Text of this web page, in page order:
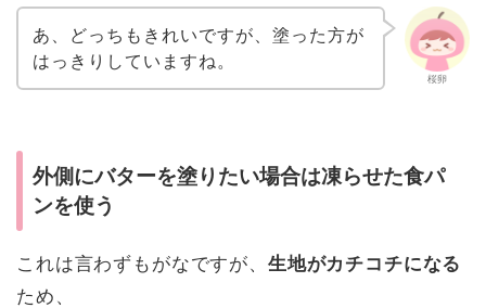
桜卵
あ、どっちもきれいですが、塗った方が
はっきりしていますね。
外側にバターを塗りたい場合は凍らせた食パ
ンを使う
これは言わずもがなですが、 生地がカチコチになる
ため、